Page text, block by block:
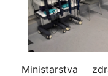
Ministarstva